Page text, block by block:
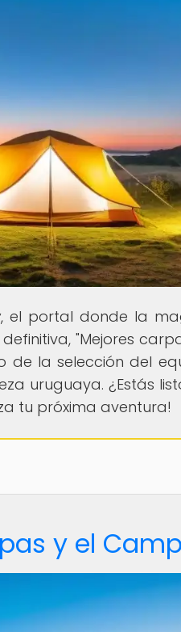
, el portal donde la
"Mejores
de la selección del
uruguaya. ¿Estás
tu próxima aventura!
y el